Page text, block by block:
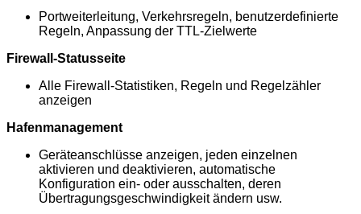
Portweiterleitung, Verkehrsregeln, benutzerdefinierte
Regeln, Anpassung der TTL-Zielwerte
Firewall-Statusseite
Alle Firewall-Statistiken, Regeln und Regelzähler
anzeigen
Hafenmanagement
Geräteanschlüsse anzeigen, jeden einzelnen
aktivieren und deaktivieren, automatische
Konfiguration ein- oder ausschalten, deren
Übertragungsgeschwindigkeit ändern usw.